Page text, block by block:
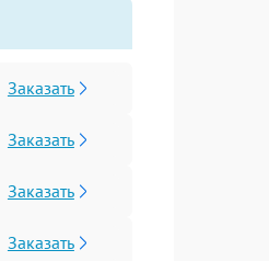
Заказать
Заказать
Заказать
Заказать